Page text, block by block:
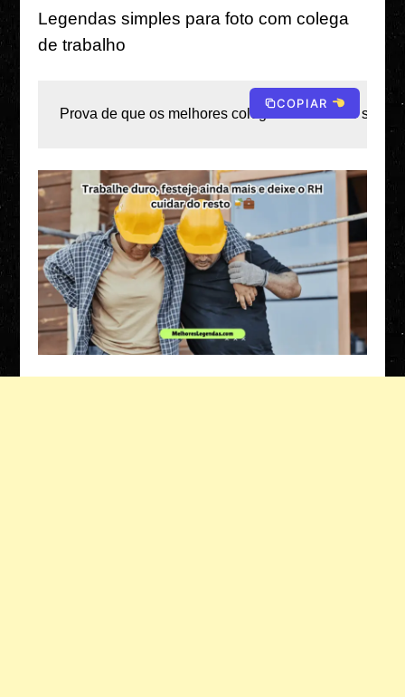
Legendas simples para foto com colega
de trabalho
Prova de que os melhores colegas de trabalho são
COPIAR